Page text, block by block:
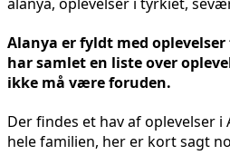
Alanya er fyldt med
har samlet en liste over
ikke må være foruden.
Der findes et hav af oplevelser
hele familien, her er kort sagt